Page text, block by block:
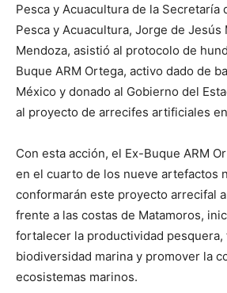
Pesca y Acuacultura de la Secretaría
Pesca y Acuacultura, Jorge de Jesús
Mendoza, asistió al protocolo de
Buque ARM Ortega, activo dado de
México y donado al Gobierno del
al proyecto de arrecifes artificiales
Con esta acción, el Ex-Buque ARM
en el cuarto de los nueve artefactos
conformarán este proyecto arrecifal
frente a las costas de Matamoros,
fortalecer la productividad pesquera,
biodiversidad marina y promover la
ecosistemas marinos.